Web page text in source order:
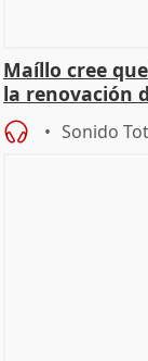
Maíllo cree
la renovación
Sonido